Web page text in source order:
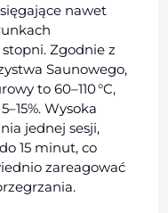
nawet
Zgodnie z
Saunowego,
to 60–110 °C,
Wysoka
jednej sesji,
15 minut, co
zareagować